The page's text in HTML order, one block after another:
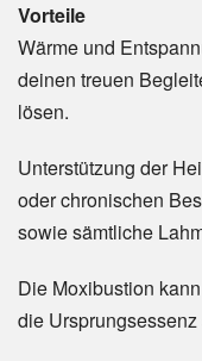
Vorteile
Wärme und
deinen treuen
lösen.
Unterstützung der
oder chronischen
sowie sämtliche
Die Moxibustion
die Ursprungsessenz